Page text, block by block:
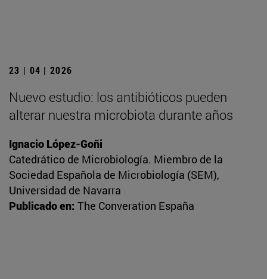
23 | 04 | 2026
Nuevo estudio: los antibióticos pueden
alterar nuestra microbiota durante años
Ignacio López-Goñi
Catedrático de Microbiología. Miembro de la
Sociedad Española de Microbiología (SEM),
Universidad de Navarra
Publicado en: The Converation España